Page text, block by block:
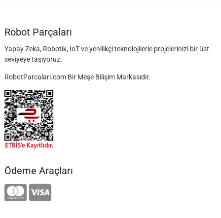
Robot Parçaları
Yapay Zeka, Robotik, IoT ve yenilikçi teknolojilerle projelerinizi bir üst
seviyeye taşıyoruz.
RobotParcalari.com Bir Meşe Bilişim Markasıdır.
Ödeme Araçları